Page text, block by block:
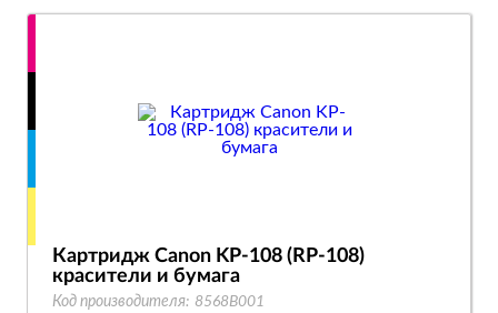
Картридж Canon KP-108 (RP-108)
красители и бумага
Код производителя: 8568B001